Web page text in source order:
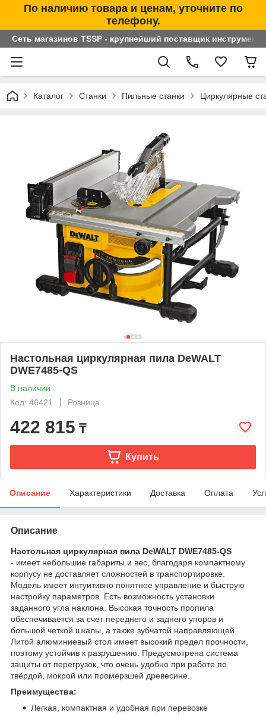
По наличию товара и ценам, уточните по
телефону.
Сеть магазинов TSSP - крупнейший поставщик
Каталог Станки Пильные станки Циркулярные
Настольная циркулярная пила DeWALT
DWE7485-QS
В наличии
Код: 46421
Розница
422 815 ₸
Купить
Описание Характеристики Доставка Оплата
Описание
Настольная циркулярная пила DeWALT DWE7485-QS
- имеет небольшие габариты и вес, благодаря компактному
корпусу не доставляет сложностей в транспортировке.
Модель имеет интуитивно понятное управление и быструю
настройку параметров. Есть возможность установки
заданного угла наклона. Высокая точность пропила
обеспечивается за счет переднего и заднего упоров и
большой четкой шкалы, а также зубчатой направляющей.
Литой алюминиевый стол имеет высокий предел прочности,
поэтому устойчив к разрушению. Предусмотрена система
защиты от перегрузок, что очень удобно при работе по
твёрдой, мокрой или промерзшей древесине.
Преимущества:
Легкая, компактная и удобная при перевозке